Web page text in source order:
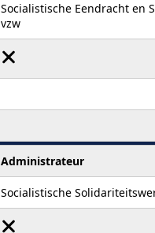
Socialistische Eendracht en
vzw
Administrateur
Socialistische